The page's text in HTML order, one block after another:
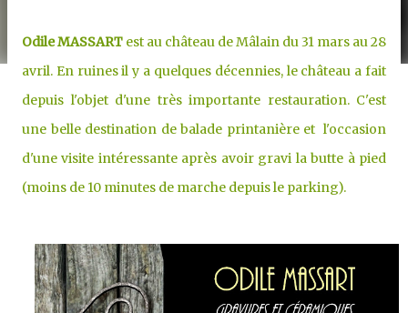
Odile MASSART est au château de Mâlain du 31 mars au 28
avril. En ruines il y a quelques décennies, le château a fait
depuis l'objet d'une très importante restauration. C'est
une belle destination de balade printanière et l'occasion
d'une visite intéressante après avoir gravi la butte à pied
(moins de 10 minutes de marche depuis le parking).